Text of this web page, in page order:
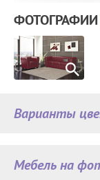
ФОТОГРАФИИ
Мебель на
Варианты